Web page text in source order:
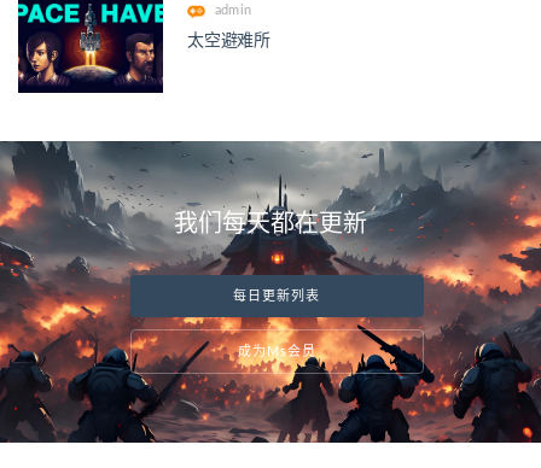
admin
太空避难所
我们每天都在更新
每日更新列表
成为Ms会员